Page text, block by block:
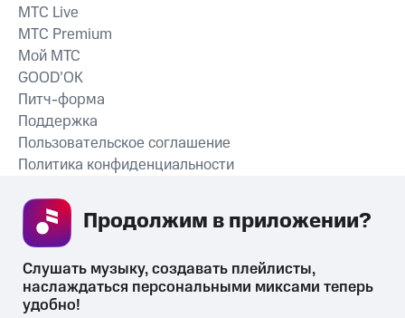
СКАЧАТЬ ПРИЛОЖЕНИЕ
MTС Live
MTС Premium
Мой МТС
GOOD’OK
Питч-форма
Поддержка
Пользовательское соглашение
Политика конфиденциальности
Слушать музыку, создавать плейлисты,
наслаждаться персональными миксами теперь
удобно!